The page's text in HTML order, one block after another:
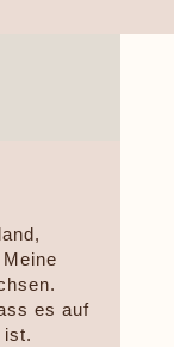
es auf
ist.